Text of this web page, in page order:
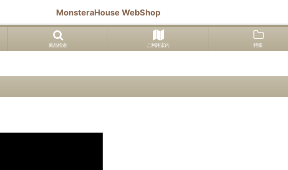
MonsteraHouse WebShop
商品検索 ご利用案内 特集